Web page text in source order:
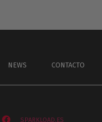
NEWS CONTACTO
SPARKLOAD.ES